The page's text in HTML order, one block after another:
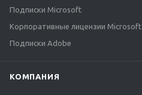
Подписки Microsoft
Корпоративные лицензии Microsoft
Подписки Adobe
КОМПАНИЯ